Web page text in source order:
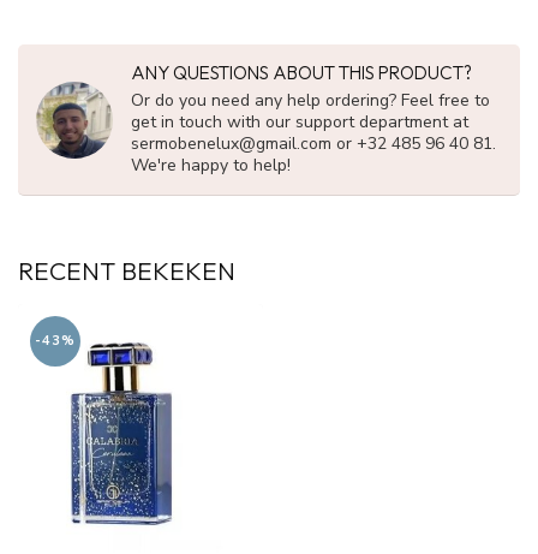
ANY QUESTIONS ABOUT THIS PRODUCT?
Or do you need any help ordering? Feel free to
get in touch with our support department at
sermobenelux@gmail.com or +32 485 96 40 81.
We're happy to help!
RECENT BEKEKEN
-43%